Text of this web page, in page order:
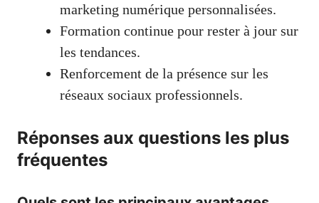
marketing numérique personnalisées.
Formation continue pour rester à jour sur
les tendances.
Renforcement de la présence sur les
réseaux sociaux professionnels.
Réponses aux questions les plus
fréquentes